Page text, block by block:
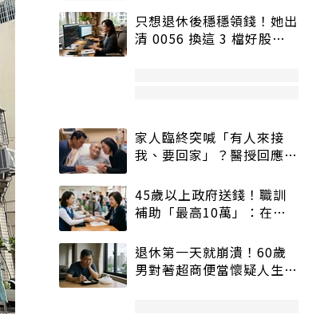
只想退休後穩穩領錢！她出
清 0056 換這 3 檔好股：
家人臨終突喊「有人來接
我、要回家」？醫授回應方
45歲以上政府送錢！職訓
補助「最高10萬」：在
退休第一天就崩潰！60歲
男對著超商便當懷疑人生